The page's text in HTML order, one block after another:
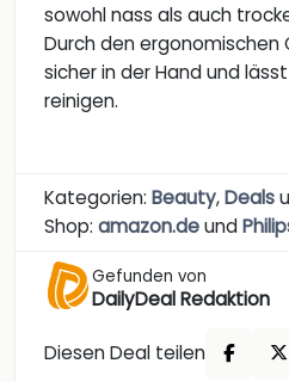
sowohl nass als auch
Durch den ergonomischen
sicher in der Hand und
reinigen.
Kategorien: Beauty,Deals
Shop: amazon.deund
Gefunden von
DailyDeal Redaktion
Diesen Deal teilen